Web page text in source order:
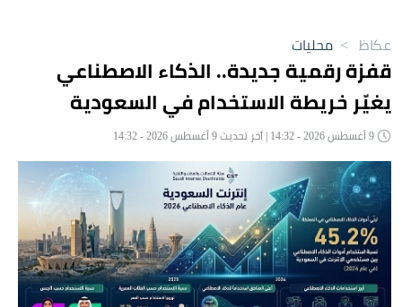
عكاظ > محليات
قفزة رقمية جديدة.. الذكاء الاصطناعي
يغيّر خريطة الاستخدام في السعودية